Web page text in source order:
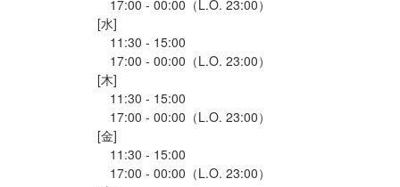
17:00 - 00:00（L.O. 23:00）
[水]
11:30 - 15:00
17:00 - 00:00（L.O. 23:00）
[木]
11:30 - 15:00
17:00 - 00:00（L.O. 23:00）
[金]
11:30 - 15:00
17:00 - 00:00（L.O. 23:00）
法人名・事業者名
(株)焼肉坂井ホールディングス
最終更新日2024/12/24
東京都調布市小島町1-35-3 濱乃家ビル　１Ｆ
法人名・事業者名
(株)焼肉坂井ホールディングス
法人名・事業者名
(株)焼肉坂井ホールディングス
最終更新日2024/12/24
東京都調布市小島町1-35-3 濱乃家ビル　１Ｆ
法人名・事業者名
(株)焼肉坂井ホールディングス